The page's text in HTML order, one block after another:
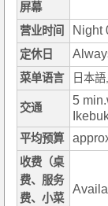
屏幕
营业时间 Night
定休日
菜单语言 日本
交通
5
平均预算
收费（桌
费、服务
费、小菜